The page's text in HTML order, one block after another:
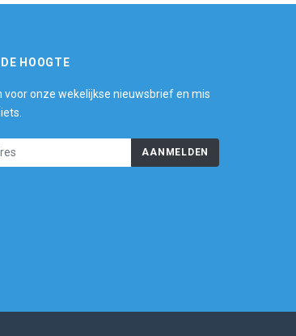
HOOGTE
voor onze wekelijkse nieuwsbrief en mis
AANMELDEN